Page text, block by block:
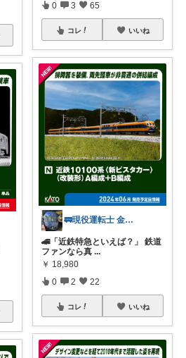
0 3 65
コレ いいね
🚃現役運転士 金魚🐠
🚄「近鉄特急といえば？」 鉄道
ファンなら真 ...
￥ 18,980
0 2 22
コレ いいね